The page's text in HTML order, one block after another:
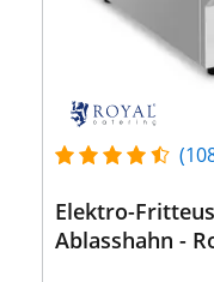
Elektro-
Ablasshahn -